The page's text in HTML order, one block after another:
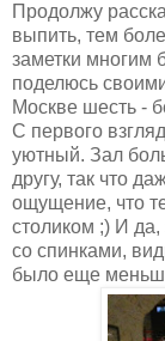
Продолжу
выпить, тем
заметки многим
поделюсь
Москве шесть -
С первого
уютный. Зал
другу, так что
ощущение, что
столиком ;) И да,
со спинками,
было еще